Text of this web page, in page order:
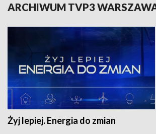
ARCHIWUM TVP3
Żyj lepiej. Energia do zmian